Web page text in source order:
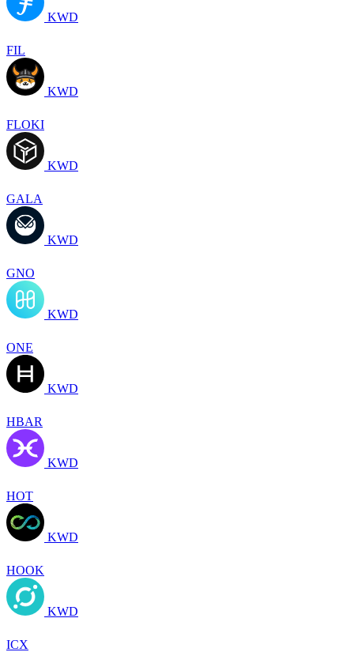
KWD
FIL
KWD
FLOKI
KWD
GALA
KWD
GNO
KWD
ONE
KWD
HBAR
KWD
HOT
KWD
HOOK
KWD
ICX